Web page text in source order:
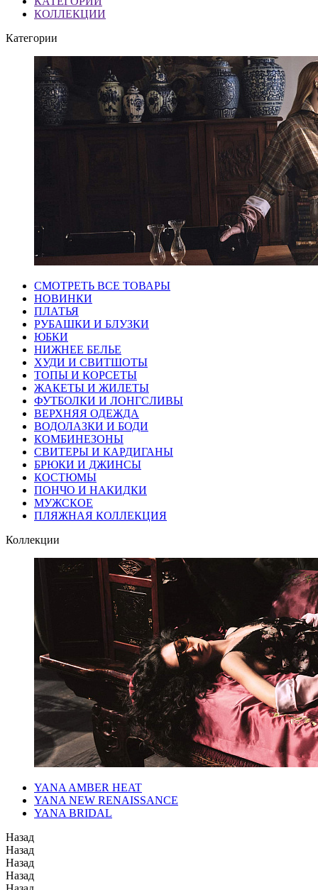
КОЛЛЕКЦИИ
Категории
СМОТРЕТЬ ВСЕ ТОВАРЫ
НОВИНКИ
ПЛАТЬЯ
РУБАШКИ И БЛУЗКИ
ЮБКИ
НИЖНЕЕ БЕЛЬЕ
ХУДИ И СВИТШОТЫ
ТОПЫ И КОРСЕТЫ
ЖАКЕТЫ И ЖИЛЕТЫ
ФУТБОЛКИ И ЛОНГСЛИВЫ
ВЕРХНЯЯ ОДЕЖДА
ВОДОЛАЗКИ И БОДИ
КОМБИНЕЗОНЫ
СВИТЕРЫ И КАРДИГАНЫ
БРЮКИ И ДЖИНСЫ
КОСТЮМЫ
ПОНЧО И НАКИДКИ
МУЖСКОЕ
ПЛЯЖНАЯ КОЛЛЕКЦИЯ
Коллекции
YANA AMBER HEAT
YANA NEW RENAISSANCE
YANA BRIDAL
Назад
Назад
Назад
Назад